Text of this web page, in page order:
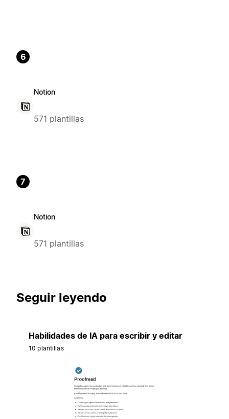
6
Notion
571 plantillas
7
Notion
571 plantillas
Seguir leyendo
Habilidades de IA para escribir y editar
10 plantillas